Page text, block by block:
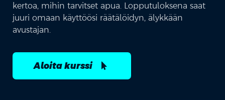
kertoa, mihin tarvitset apua. Lopputuloksena saat
juuri omaan käyttöösi räätälöidyn, älykkään
avustajan.
Aloita kurssi